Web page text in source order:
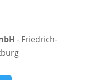
- Friedrich-